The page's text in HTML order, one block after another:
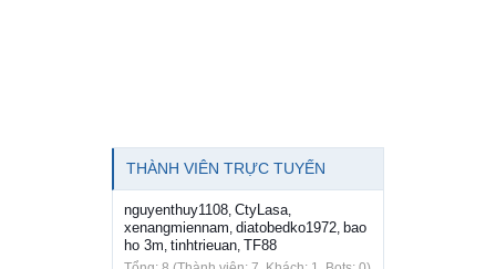
THÀNH VIÊN TRỰC TUYẾN
nguyenthuy1108, CtyLasa,
xenangmiennam, diatobedko1972, bao
ho 3m, tinhtrieuan, TF88